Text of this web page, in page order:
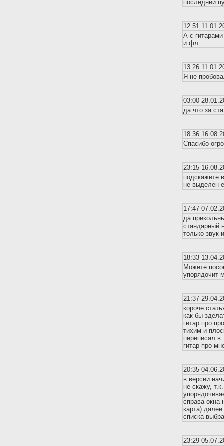
последний
12:51
А с
и фл.
13:26
Я не
03:00
да что за
18:36
Спасибо
23:15
подскажите
не выделен
17:47
да
стандарный
только звук
18:33
Можете
упорядочит
21:37
короче
как бы
гитар про
тихим и
переписал в
гитар про
20:35
в версии
не скажу,
справа окна
карта)
списка
23:29